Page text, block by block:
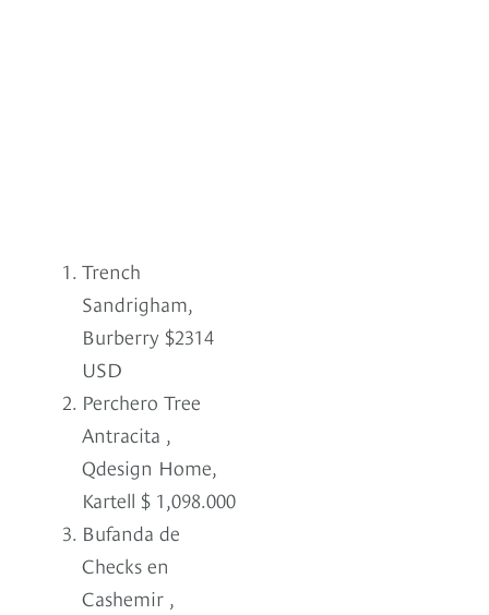
Trench
Sandrigham,
Burberry $2314
USD
Perchero Tree
Antracita ,
Qdesign Home,
Kartell $ 1,098.000
Bufanda de
Checks en
Cashemir ,